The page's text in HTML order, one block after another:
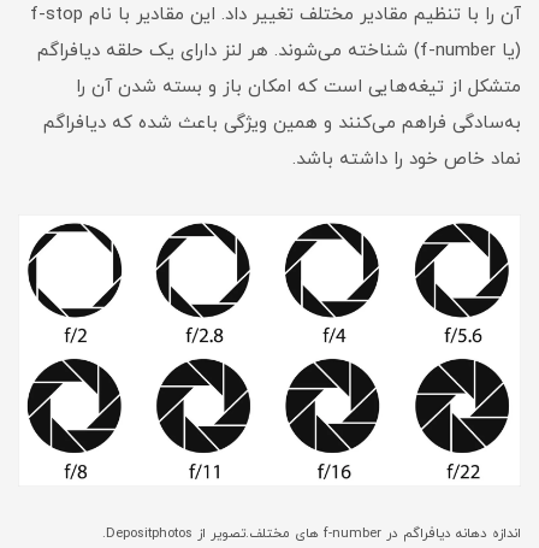
آن را با تنظیم مقادیر مختلف تغییر داد. این مقادیر با نام f-stop
(یا f-number) شناخته می‌شوند. هر لنز دارای یک حلقه دیافراگم
متشکل از تیغه‌هایی است که امکان باز و بسته شدن آن را
به‌سادگی فراهم می‌کنند و همین ویژگی باعث شده که دیافراگم
نماد خاص خود را داشته باشد.
اندازه دهانه دیافراگم در f-number های مختلف.تصویر از Depositphotos.